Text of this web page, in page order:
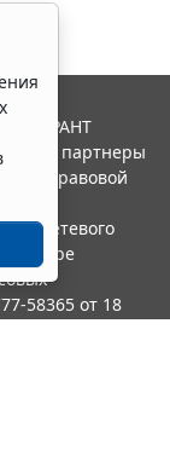
ГАРАНТ
и ее партнеры
правовой
сетевого
в сфере
58365 от 18